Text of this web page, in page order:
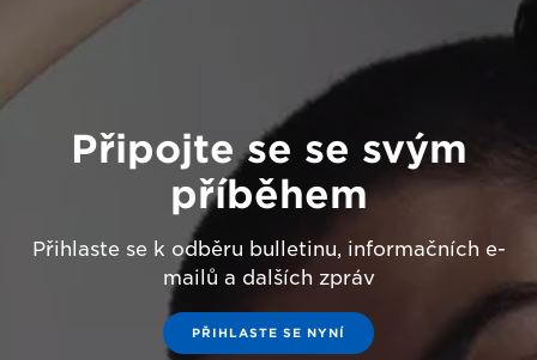
Připojte se se svým
příběhem
Přihlaste se k odběru bulletinu, informačních e-
mailů a dalších zpráv
PŘIHLASTE SE NYNÍ